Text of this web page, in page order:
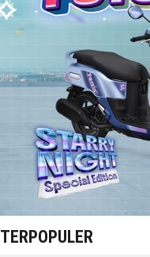
TERPOPULER